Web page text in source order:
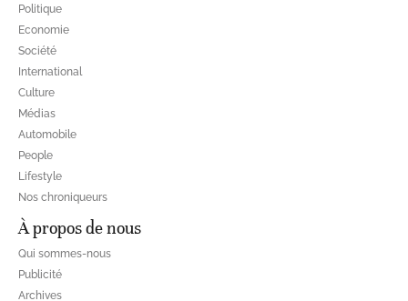
Politique
Economie
Société
International
Culture
Médias
Automobile
People
Lifestyle
Nos chroniqueurs
À propos de nous
Qui sommes-nous
Publicité
Archives